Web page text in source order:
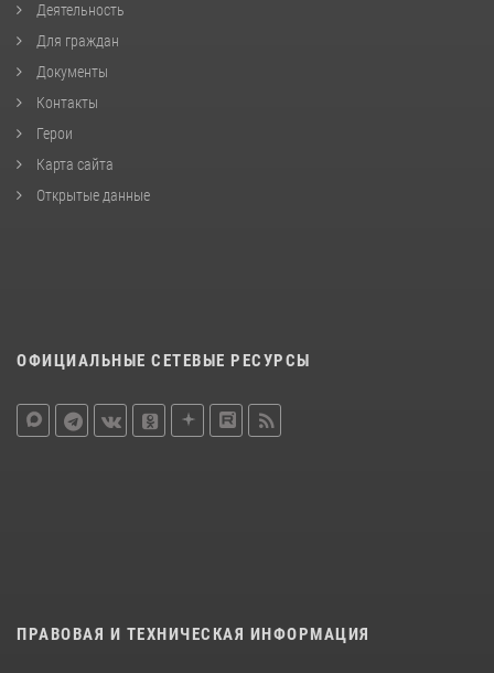
Деятельность
Для граждан
Документы
Контакты
Герои
Карта сайта
Открытые данные
ОФИЦИАЛЬНЫЕ СЕТЕВЫЕ РЕСУРСЫ
ПРАВОВАЯ И ТЕХНИЧЕСКАЯ ИНФОРМАЦИЯ